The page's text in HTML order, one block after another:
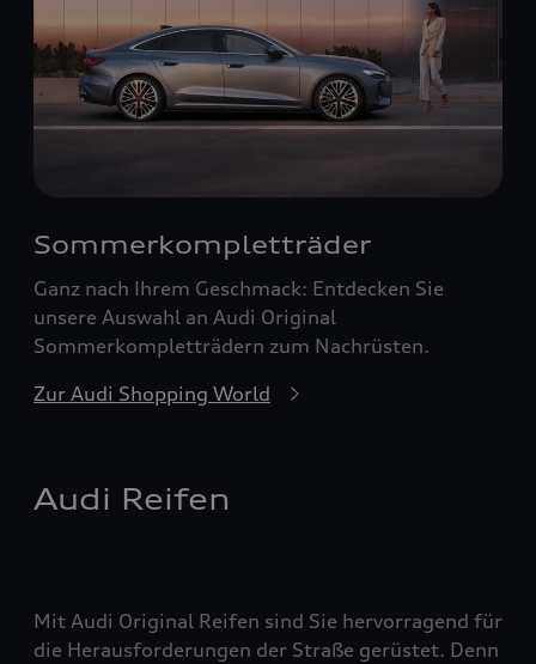
Sommerkompletträder
Ganz nach Ihrem Geschmack: Entdecken Sie
unsere Auswahl an Audi Original
Sommerkompletträdern zum Nachrüsten.
Zur Audi Shopping World
Audi Reifen
Mit Audi Original Reifen sind Sie hervorragend für
die Herausforderungen der Straße gerüstet. Denn